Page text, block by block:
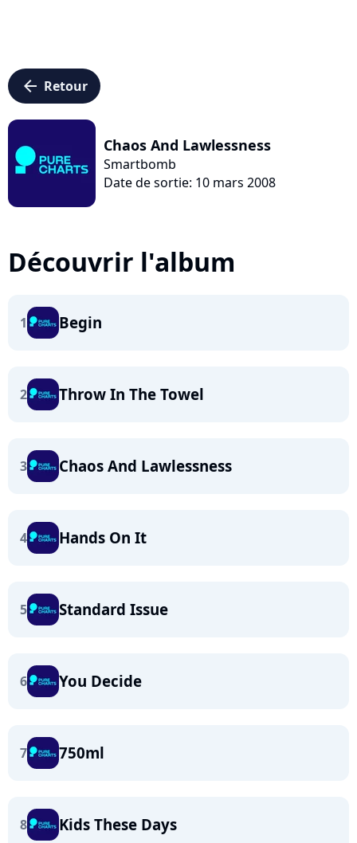
arrow_left Retour
Chaos And Lawlessness
Smartbomb
Date de sortie: 10 mars 2008
Découvrir l'album
1 Begin
2 Throw In The Towel
3 Chaos And Lawlessness
4 Hands On It
5 Standard Issue
6 You Decide
7 750ml
8 Kids These Days